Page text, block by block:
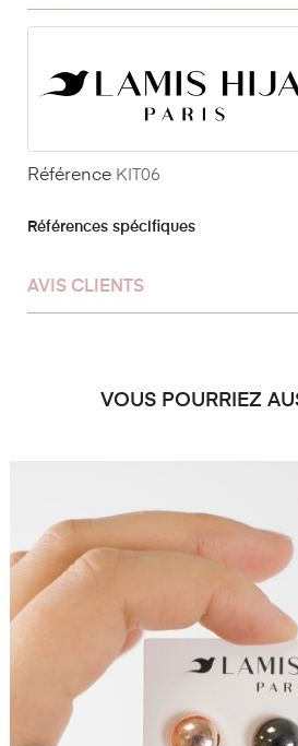
Référence KIT06
Références spécifiques
AVIS CLIENTS
VOUS POURRIEZ